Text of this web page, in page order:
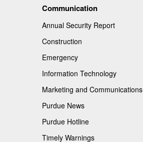
Communication
Annual Security Report
Construction
Emergency
Information Technology
Marketing and Communications
Purdue News
Purdue Hotline
Timely Warnings